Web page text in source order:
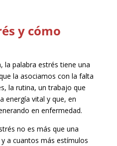
y cómo
la palabra estrés tiene una
la asociamos con la falta
la rutina, un trabajo que
energía vital y que, en
en enfermedad.
no es más que una
y a cuantos más estímulos